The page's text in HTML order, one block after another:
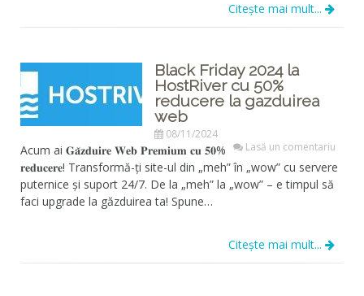
Citește mai mult...
Black Friday 2024 la
HostRiver cu 50%
reducere la gazduirea
web
08/11/2024
Lasă un comentariu
Acum ai 𝐆𝐚̆𝐳𝐝𝐮𝐢𝐫𝐞 𝐖𝐞𝐛 𝐏𝐫𝐞𝐦𝐢𝐮𝐦 𝐜𝐮 𝟓𝟎%
𝐫𝐞𝐝𝐮𝐜𝐞𝐫𝐞! Transformă-ți site-ul din „meh” în „wow” cu servere
puternice și suport 24/7. De la „meh” la „wow” – e timpul să
faci upgrade la găzduirea ta! Spune…
Citește mai mult...